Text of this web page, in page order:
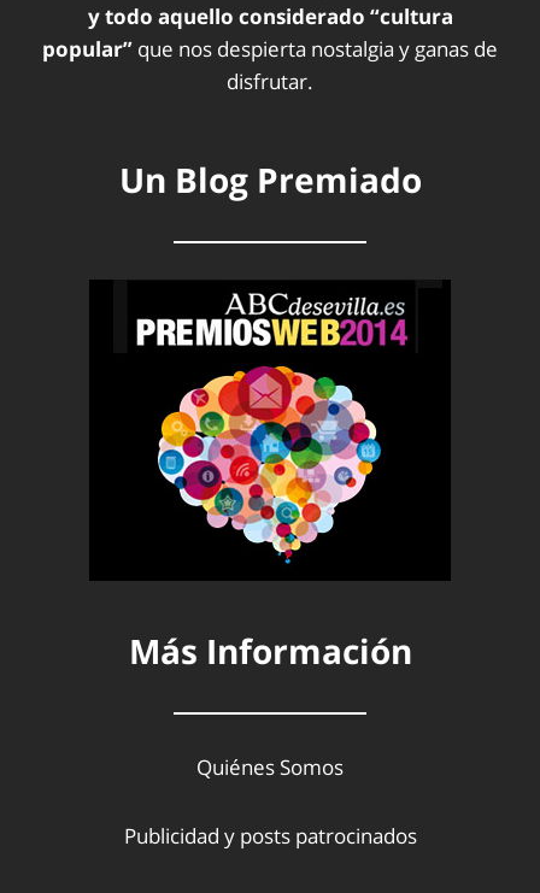
y todo aquello considerado “cultura
popular” que nos despierta nostalgia y ganas de
disfrutar.
Un Blog Premiado
Más Información
Quiénes Somos
Publicidad y posts patrocinados